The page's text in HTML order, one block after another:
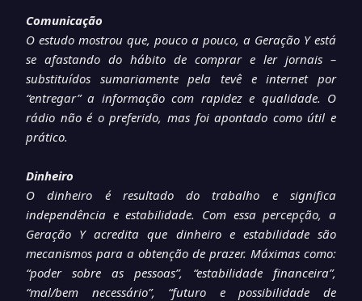
Comunicação
O estudo mostrou que, pouco a pouco, a Geração Y está
se afastando do hábito de comprar e ler jornais –
substituídos sumariamente pela tevê e internet por
“entregar” a informação com rapidez e qualidade. O
rádio não é o preferido, mas foi apontado como útil e
prático.
Dinheiro
O dinheiro é resultado do trabalho e significa
independência e estabilidade. Com essa percepção, a
Geração Y acredita que dinheiro e estabilidade são
mecanismos para a obtenção de prazer. Máximas como:
“poder sobre as pessoas”, “estabilidade financeira”,
“mal/bem necessário”, “futuro e possibilidade de